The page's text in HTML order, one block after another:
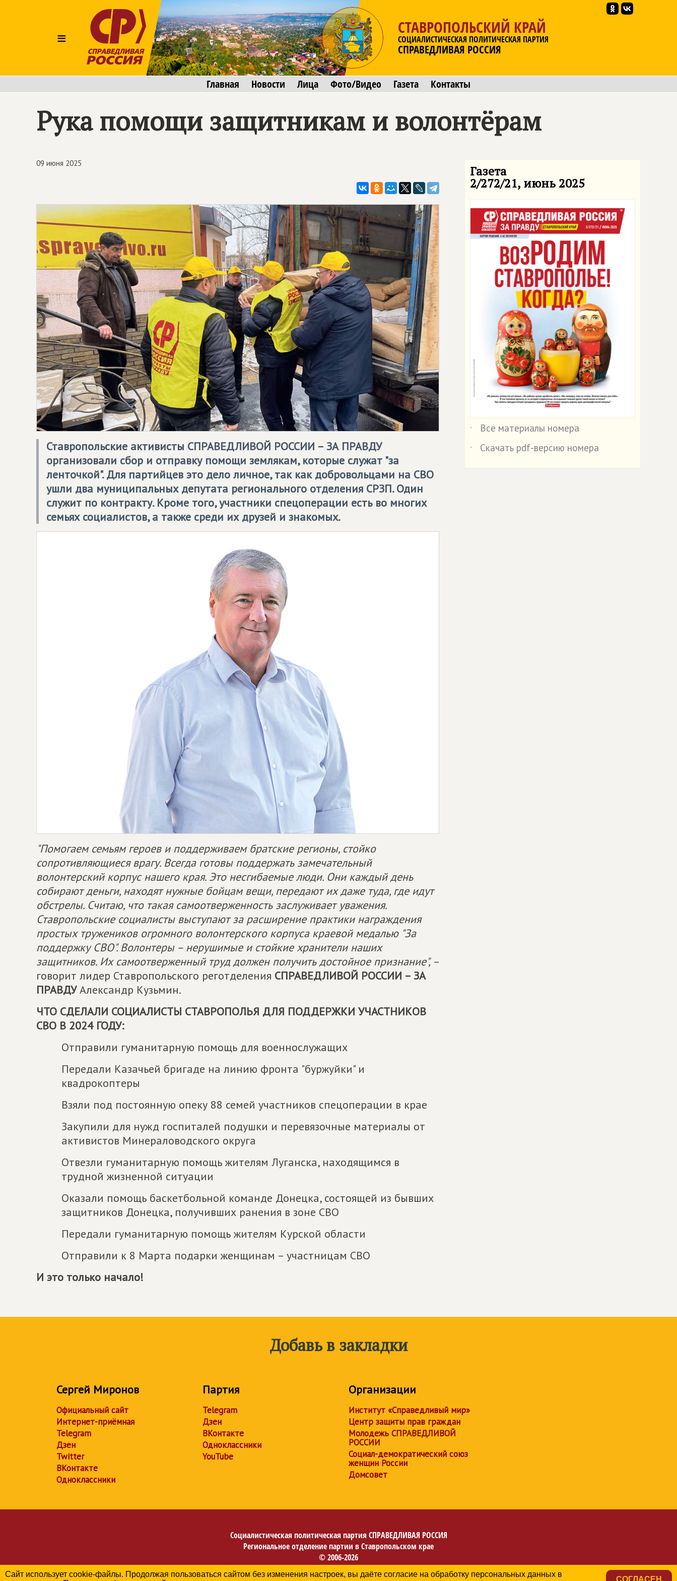
≡
СТАВРОПОЛЬСКИЙ КРАЙ
СОЦИАЛИСТИЧЕСКАЯ ПОЛИТИЧЕСКАЯ ПАРТИЯ
СПРАВЕДЛИВАЯ РОССИЯ
Главная Новости Лица Фото/Видео Газета Контакты
Рука помощи защитникам и волонтёрам
09 июня 2025
Ставропольские активисты СПРАВЕДЛИВОЙ РОССИИ – ЗА ПРАВДУ
организовали сбор и отправку помощи землякам, которые служат "за
ленточкой". Для партийцев это дело личное, так как добровольцами на СВО
ушли два муниципальных депутата регионального отделения СРЗП. Один
служит по контракту. Кроме того, участники спецоперации есть во многих
семьях социалистов, а также среди их друзей и знакомых.
"Помогаем семьям героев и поддерживаем братские регионы, стойко
сопротивляющиеся врагу. Всегда готовы поддержать замечательный
волонтерский корпус нашего края. Это несгибаемые люди. Они каждый день
собирают деньги, находят нужные бойцам вещи, передают их даже туда, где идут
обстрелы. Считаю, что такая самоотверженность заслуживает уважения.
Ставропольские социалисты выступают за расширение практики награждения
простых тружеников огромного волонтерского корпуса краевой медалью "За
поддержку СВО". Волонтеры – нерушимые и стойкие хранители наших
защитников. Их самоотверженный труд должен получить достойное признание", –
говорит лидер Ставропольского реготделения СПРАВЕДЛИВОЙ РОССИИ – ЗА
ПРАВДУАлександр Кузьмин.
ЧТО СДЕЛАЛИ СОЦИАЛИСТЫ СТАВРОПОЛЬЯ ДЛЯ ПОДДЕРЖКИ УЧАСТНИКОВ
СВО В 2024 ГОДУ:
Отправили гуманитарную помощь для военно­служащих
Передали Казачьей бригаде на линию фронта "буржуйки" и
квадрокоптеры
Взяли под постоянную опеку 88 семей участников спецоперации в крае
Закупили для нужд госпиталей подушки и перевязочные материалы от
активистов Минераловодского округа
Отвезли гуманитарную помощь жителям Луганска, находящимся в
трудной жизненной ситуации
Оказали помощь баскетбольной команде Донецка, состоя­щей из бывших
защитников Донецка, получивших ранения в зоне СВО
Передали гуманитарную помощь жителям Курской области
Отправили к 8 Марта подарки женщинам – участницам СВО
И это только начало!
Газета
2/272/21, июнь 2025
˙
Все материалы номера
˙
Скачать pdf-версию номера
Добавь в закладки
Сергей Миронов
Официальный сайт
Интернет-приёмная
Telegram
Дзен
Twitter
ВКонтакте
Одноклассники
Партия
Telegram
Дзен
ВКонтакте
Одноклассники
YouTube
Организации
Институт «Справедливый мир»
Центр защиты прав граждан
Молодежь СПРАВЕДЛИВОЙ
РОССИИ
Социал-демократический союз
женщин России
Домсовет
Социалистическая политическая партия СПРАВЕДЛИВАЯ РОССИЯ
Региональное отделение партии в Ставропольском крае
© 2006-2026
Политика в отношении обработки персональных данных
Сайт использует cookie-файлы. Продолжая пользоваться сайтом без изменения настроек, вы даёте согласие на обработку персональных данных в
СОГЛАСЕН